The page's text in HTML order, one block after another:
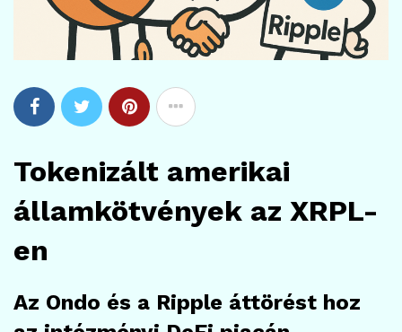
Tokenizált amerikai
államkötvények az XRPL-
en
Az Ondo és a Ripple áttörést hoz